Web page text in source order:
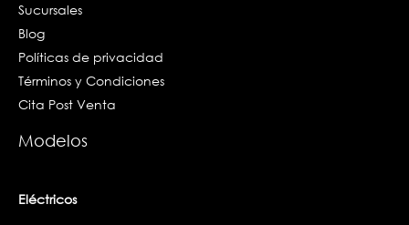
Sucursales
Blog
Políticas de privacidad
Términos y Condiciones
Cita Post Venta
Modelos
Eléctricos